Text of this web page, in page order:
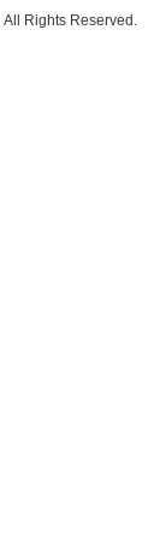
All Rights Reserved.